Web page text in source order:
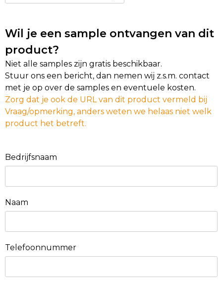
Wil je een sample ontvangen van dit
product?
Niet alle samples zijn gratis beschikbaar.
Stuur ons een bericht, dan nemen wij z.s.m. contact
met je op over de samples en eventuele kosten.
Zorg dat je ook de URL van dit product vermeld bij
Vraag/opmerking, anders weten we helaas niet welk
product het betreft.
Bedrijfsnaam
Naam
Telefoonnummer